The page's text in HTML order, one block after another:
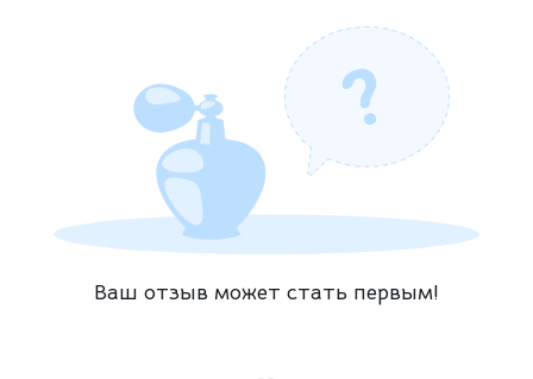
Ваш отзыв может стать первым!